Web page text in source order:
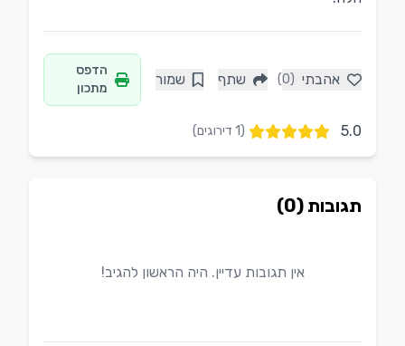
אהבתי (0) שתף שמור
הדפס
מתכון
5.0
(
1 דירוגים)
תגובות (0)
אין תגובות עדיין. היה הראשון להגיב!